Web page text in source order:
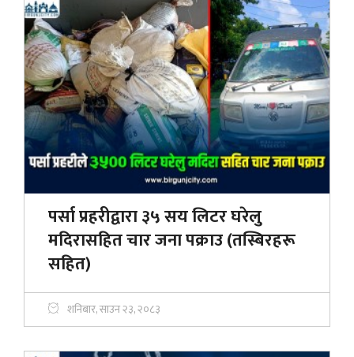
पर्सा प्रहरीद्वारा ३५ सय लिटर घरेलु
मदिरासहित चार जना पक्राउ (तस्बिरहरू
सहित)
शनिबार, साउन २३, २०८३